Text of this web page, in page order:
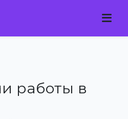
работы в